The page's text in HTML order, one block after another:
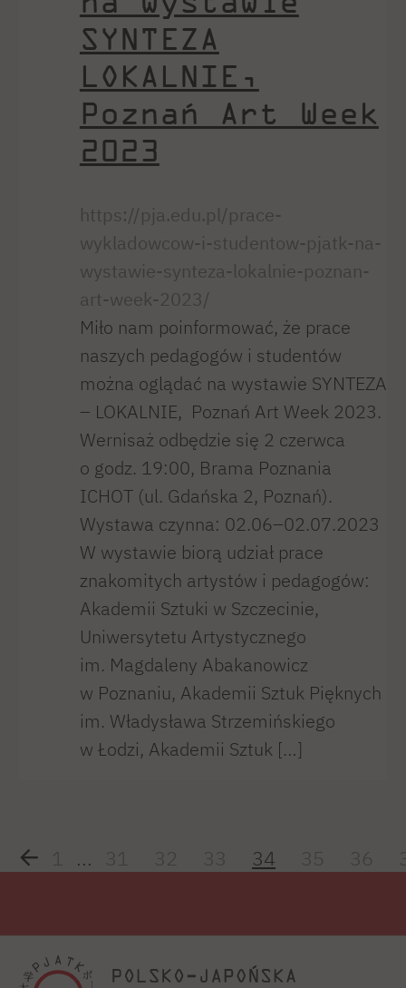
SYNTEZA
LOKALNIE,
Poznań Art Week
2023
https://pja.edu.pl/prace-
wykladowcow-i-studentow-pjatk-na-
wystawie-synteza-lokalnie-poznan-
art-week-2023/
Miło nam poinformować, że prace
naszych pedagogów i studentów
można oglądać na wystawie SYNTEZA
– LOKALNIE, Poznań Art Week 2023.
Wernisaż odbędzie się 2 czerwca
o godz. 19:00, Brama Poznania
ICHOT (ul. Gdańska 2, Poznań).
Wystawa czynna: 02.06–02.07.2023
W wystawie biorą udział prace
znakomitych artystów i pedagogów:
Akademii Sztuki w Szczecinie,
Uniwersytetu Artystycznego
im. Magdaleny Abakanowicz
w Poznaniu, Akademii Sztuk Pięknych
im. Władysława Strzemińskiego
w Łodzi, Akademii Sztuk […]
1 ... 31 32 33 34 35 36